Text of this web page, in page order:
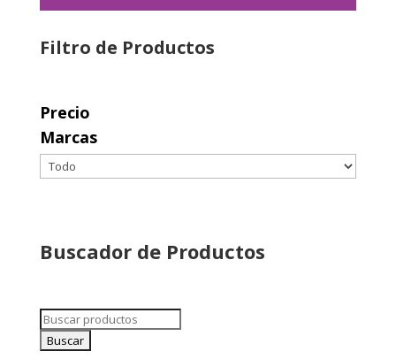
Filtro de Productos
Precio
Marcas
Buscador de Productos